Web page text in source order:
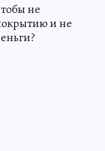
не
и не